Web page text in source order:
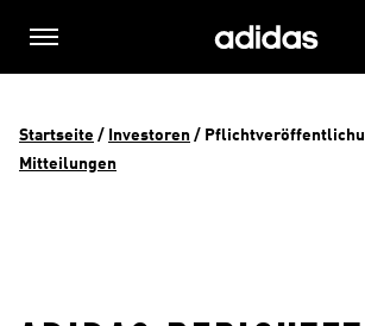
Startseite / Investoren /
Mitteilungen